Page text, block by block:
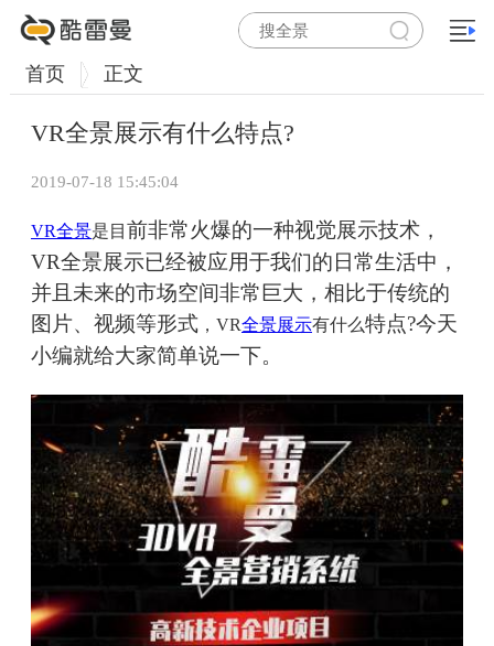
首页 正文
VR全景展示有什么特点?
2019-07-18 15:45:04
VR全景是目 前非常火爆的一种视觉展示技术，
VR全景展示已经被应用于我们的日常生活中，
并且未来的市场空间非常巨大，相比于传统的
图片、视频等形式 ，VR全景展示有什么特点?今天
小编就给大家简单说一下。